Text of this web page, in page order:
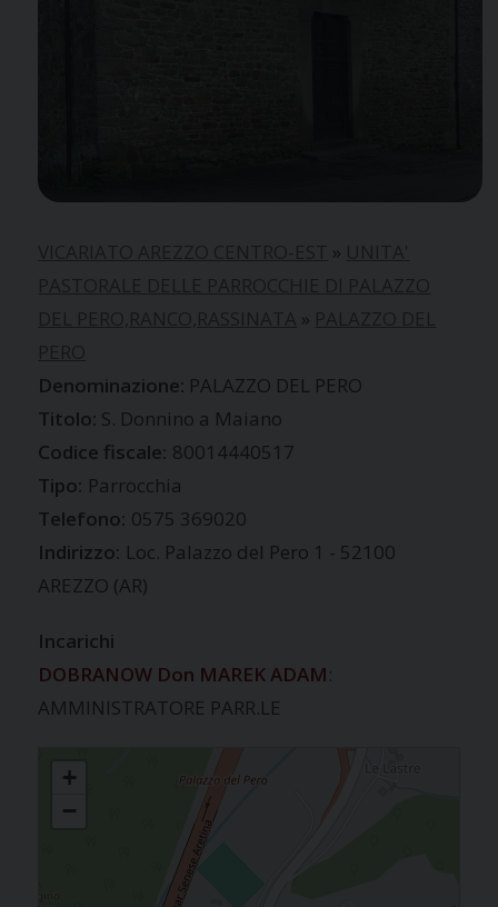
»
»
PALAZZO DEL PERO
S. Donnino a Maiano
Codice fiscale: 80014440517
Tipo: Parrocchia
Telefono: 0575 369020
Indirizzo: Loc. Palazzo del Pero 1 - 52100
AREZZO (AR)
Incarichi
DOBRANOW Don MAREK ADAM:
AMMINISTRATORE PARR.LE
+
−